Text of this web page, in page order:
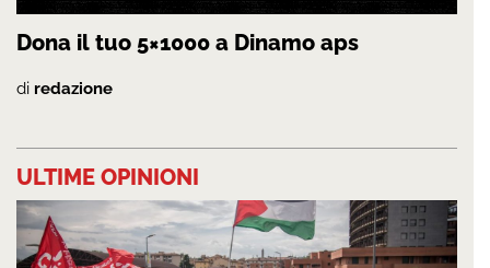
Dona il tuo 5×1000 a Dinamo aps
di redazione
ULTIME OPINIONI